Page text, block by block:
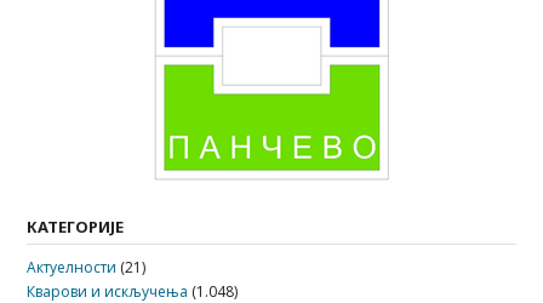
КАТЕГОРИЈЕ
Актуелности (21)
Кварови и искључења (1.048)